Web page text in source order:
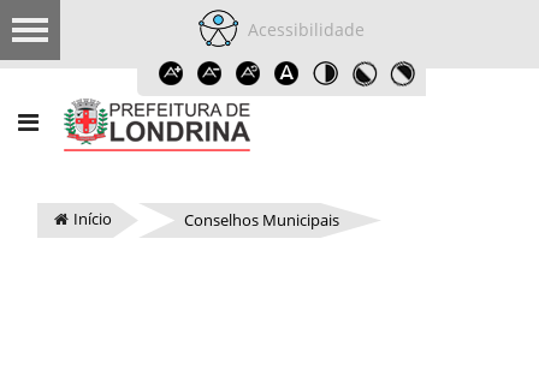
Acessibilidade
Início Conselhos Municipais